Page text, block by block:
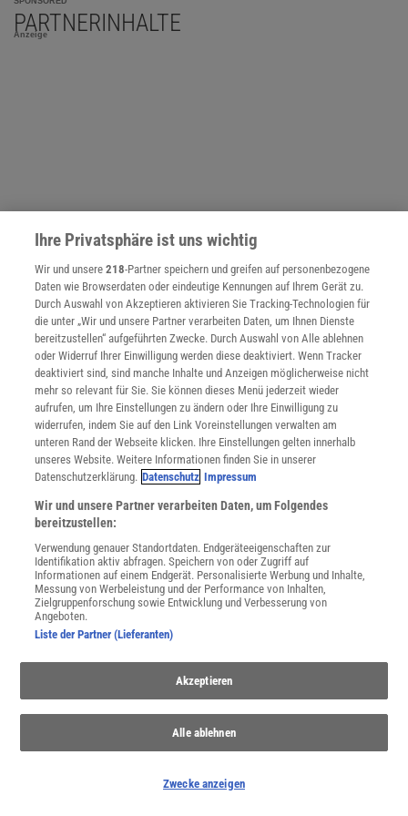
PARTNERINHALTE
Anzeige
NACH OBEN
Für Sie im Spektrum-Shop und am Kiosk:
WEITERE NEUERSCHEINUNGEN SPEKTRUM SHOP
Spektrum.de-Newsletter abonnieren
mit Ihren personenbezogenen Daten finden Sie in unsererDatenschutzerklärung.
Ihre Privatsphäre ist uns wichtig
Wir und unsere218-Partner speichern und greifen auf personenbezogene
Daten wie Browserdaten oder eindeutige Kennungen auf Ihrem Gerät zu.
Durch Auswahl von Akzeptieren aktivieren Sie Tracking-Technologien für
die unter „Wir und unsere Partner verarbeiten Daten, um Ihnen Dienste
bereitzustellen“ aufgeführten Zwecke. Durch Auswahl von Alle ablehnen
oder Widerruf Ihrer Einwilligung werden diese deaktiviert. Wenn Tracker
deaktiviert sind, sind manche Inhalte und Anzeigen möglicherweise nicht
mehr so relevant für Sie. Sie können dieses Menü jederzeit wieder
aufrufen, um Ihre Einstellungen zu ändern oder Ihre Einwilligung zu
widerrufen, indem Sie auf den Link Voreinstellungen verwalten am
unteren Rand der Webseite klicken. Ihre Einstellungen gelten innerhalb
unseres Website. Weitere Informationen finden Sie in unserer
Datenschutzerklärung. Datenschutz Impressum
Wir und unsere Partner verarbeiten Daten, um Folgendes
bereitzustellen:
Verwendung genauer Standortdaten. Endgeräteeigenschaften zur
Identifikation aktiv abfragen. Speichern von oder Zugriff auf
Informationen auf einem Endgerät. Personalisierte Werbung und Inhalte,
Messung von Werbeleistung und der Performance von Inhalten,
Zielgruppenforschung sowie Entwicklung und Verbesserung von
Angeboten.
Liste der Partner (Lieferanten)
Akzeptieren
Alle ablehnen
Zwecke anzeigen